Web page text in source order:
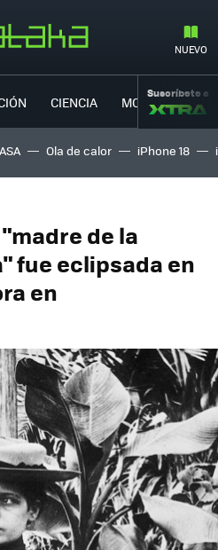
NUEVO
CIENCIA MOVILIDAD
Suscríbete a
Ola de calor iPhone 18
de la
fue eclipsada en
en